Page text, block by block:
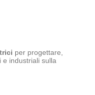
per progettare,
e industriali sulla